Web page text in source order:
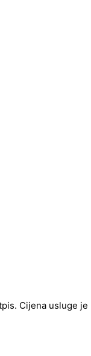
Cijena usluge je